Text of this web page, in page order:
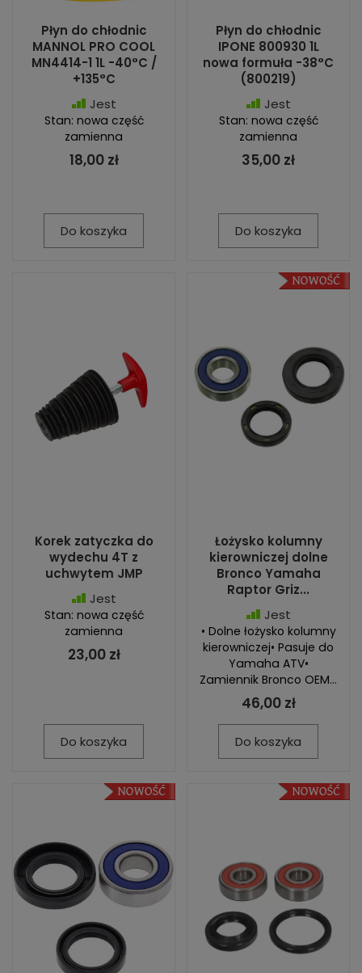
Płyn do chłodnic
MANNOL PRO COOL
MN4414-1 1L -40°C /
+135°C
Jest
Stan: nowa część
zamienna
18,00 zł
Do koszyka
Płyn do chłodnic
IPONE 800930 1L
nowa formuła -38°C
(800219)
Jest
Stan: nowa część
zamienna
35,00 zł
Do koszyka
Korek zatyczka do
wydechu 4T z
uchwytem JMP
Jest
Stan: nowa część
zamienna
23,00 zł
Do koszyka
Łożysko kolumny
kierowniczej dolne
Bronco Yamaha
Raptor Griz...
Jest
• Dolne łożysko kolumny
kierowniczej• Pasuje do
Yamaha ATV•
Zamiennik Bronco OEM...
46,00 zł
Do koszyka